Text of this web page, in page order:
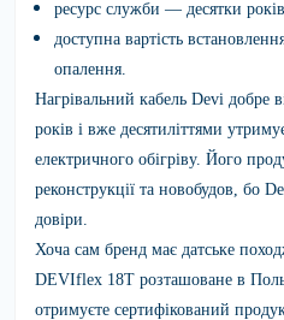
ресурс служби — десятки
доступна вартість
опалення.
Нагрівальний кабель Devi добре
років і вже десятиліттями
електричного обігріву. Його
реконструкції та новобудов, бо
довіри.
Хоча сам бренд має датське
DEVIflex 18T розташоване в
отримуєте сертифікований